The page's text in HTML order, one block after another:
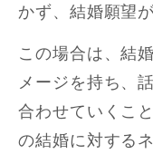
かず、結婚願望
この場合は、結
メージを持ち、
合わせていくこ
の結婚に対する